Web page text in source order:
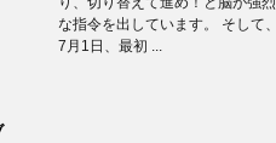
な指令を出しています。 そして、
7月1日、最初 ...